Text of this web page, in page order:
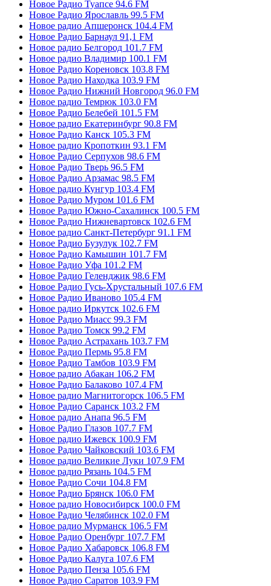
Новое Радио Туапсе 94.6 FM
Новое Радио Ярославль 99.5 FM
Новое радио Апшеронск 104.4 FM
Новое Радио Барнаул 91,1 FM
Новое радио Белгород 101.7 FM
Новое радио Владимир 100.1 FM
Новое Радио Кореновск 103.8 FM
Новое Радио Находка 103.9 FM
Новое Радио Нижний Новгород 96.0 FM
Новое радио Темрюк 103.0 FM
Новое Радио Белебей 101.5 FM
Новое радио Екатеринбург 90.8 FM
Новое Радио Канск 105.3 FM
Новое радио Кропоткин 93.1 FM
Новое Радио Серпухов 98.6 FM
Новое Радио Тверь 96.5 FM
Новое Радио Арзамас 98.5 FM
Новое радио Кунгур 103.4 FM
Новое Радио Муром 101.6 FM
Новое Радио Южно-Сахалинск 100.5 FM
Новое Радио Нижневартовск 102.6 FM
Новое радио Санкт-Петербург 91.1 FM
Новое Радио Бузулук 102.7 FM
Новое Радио Камышин 101.7 FM
Новое Радио Уфа 101.2 FM
Новое Радио Геленджик 98.6 FM
Новое Радио Гусь-Хрустальный 107.6 FM
Новое Радио Иваново 105.4 FM
Новое радио Иркутск 102.6 FM
Новое Радио Миасс 99.3 FM
Новое Радио Томск 99.2 FM
Новое Радио Астрахань 103.7 FM
Новое Радио Пермь 95.8 FM
Новое Радио Тамбов 103.9 FM
Новое радио Абакан 106.2 FM
Новое Радио Балаково 107.4 FM
Новое радио Магнитогорск 106.5 FM
Новое Радио Саранск 103.2 FM
Новое радио Анапа 96.5 FM
Новое Радио Глазов 107.7 FM
Новое радио Ижевск 100.9 FM
Новое Радио Чайковский 103.6 FM
Новое радио Великие Луки 107.9 FM
Новое радио Рязань 104.5 FM
Новое Радио Сочи 104.8 FM
Новое Радио Брянск 106.0 FM
Новое радио Новосибирск 100.0 FM
Новое Радио Челябинск 102.0 FM
Новое радио Мурманск 106.5 FM
Новое Радио Оренбург 107.7 FM
Новое Радио Хабаровск 106.8 FM
Новое Радио Калуга 107.6 FM
Новое Радио Пенза 105.6 FM
Новое Радио Саратов 103.9 FM